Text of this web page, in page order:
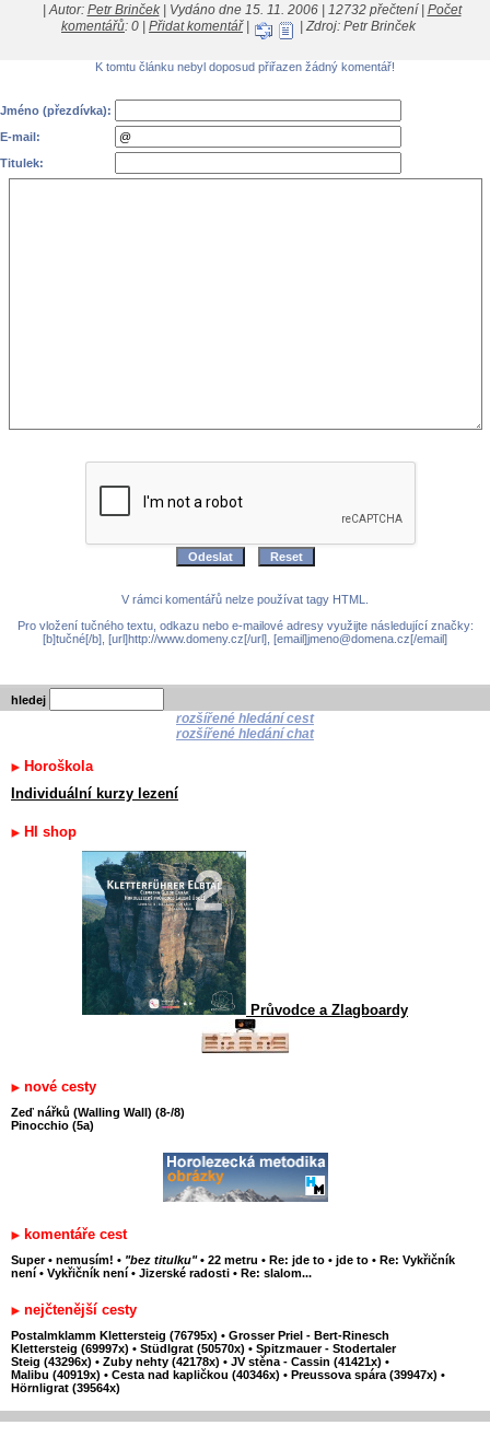
| Autor: Petr Brinček| Vydáno dne 15. 11. 2006 | 12732 přečtení | Počet
komentářů: 0 | Přidat komentář| | Zdroj: Petr Brinček
K tomtu článku nebyl doposud přiřazen žádný komentář!
Jméno (přezdívka):
E-mail:
Titulek:
V rámci komentářů nelze používat tagy HTML.
Pro vložení tučného textu, odkazu nebo e-mailové adresy využijte následující značky:
[b]tučné[/b], [url]http://www.domeny.cz[/url], [email]jmeno@domena.cz[/email]
hledej
rozšířené hledání cest
rozšířené hledání chat
Horoškola
Individuální kurzy lezení
HI shop
Průvodce a Zlagboardy
nové cesty
Zeď nářků (Walling Wall) (8-/8)
Pinocchio (5a)
komentáře cest
Super • nemusím! • "bez titulku" • 22 metru • Re: jde to • jde to • Re: Vykřičník
není • Vykřičník není • Jizerské radosti • Re: slalom...
nejčtenější cesty
Postalmklamm Klettersteig (76795x) • Grosser Priel - Bert-Rinesch
Klettersteig (69997x) • Stüdlgrat (50570x) • Spitzmauer - Stodertaler
Steig (43296x) • Zuby nehty (42178x) • JV stěna - Cassin (41421x) •
Malibu (40919x) • Cesta nad kapličkou (40346x) • Preussova spára (39947x) •
Hörnligrat (39564x)